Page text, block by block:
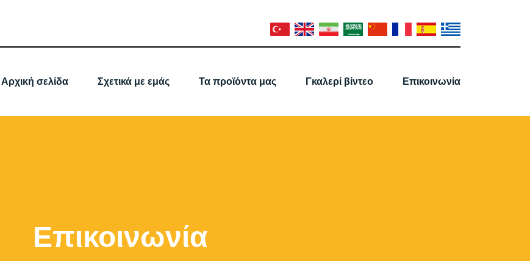
Αρχική σελίδα Σχετικά με εμάς Τα προϊόντα μας Γκαλερί βίντεο Επικοινωνία
Επικοινωνία